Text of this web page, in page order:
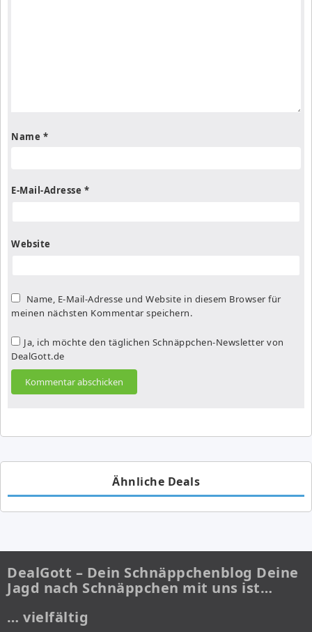
Name *
E-Mail-Adresse *
Website
Name, E-Mail-Adresse und Website in diesem Browser für
meinen nächsten Kommentar speichern.
Ja, ich möchte den täglichen Schnäppchen-Newsletter von
DealGott.de
Ähnliche Deals
DealGott – Dein Schnäppchenblog Deine
Jagd nach Schnäppchen mit uns ist…
… vielfältig